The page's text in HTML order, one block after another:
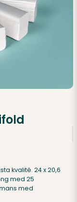
kvalité. 24 x 20,6
med 25
med